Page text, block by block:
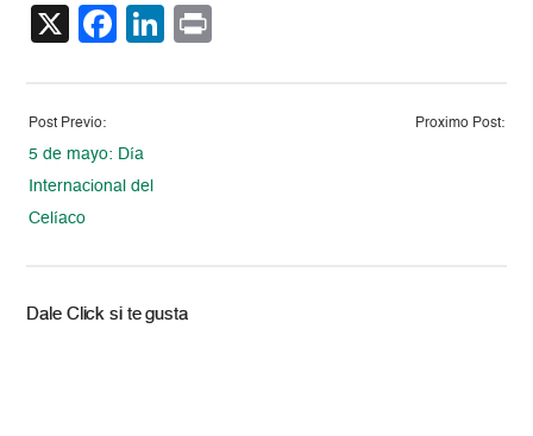
X Facebook
LinkedIn
Post Previo:
5 de mayo: Día
Internacional del
Celíaco
Proximo Post:
Dale Click si te gusta